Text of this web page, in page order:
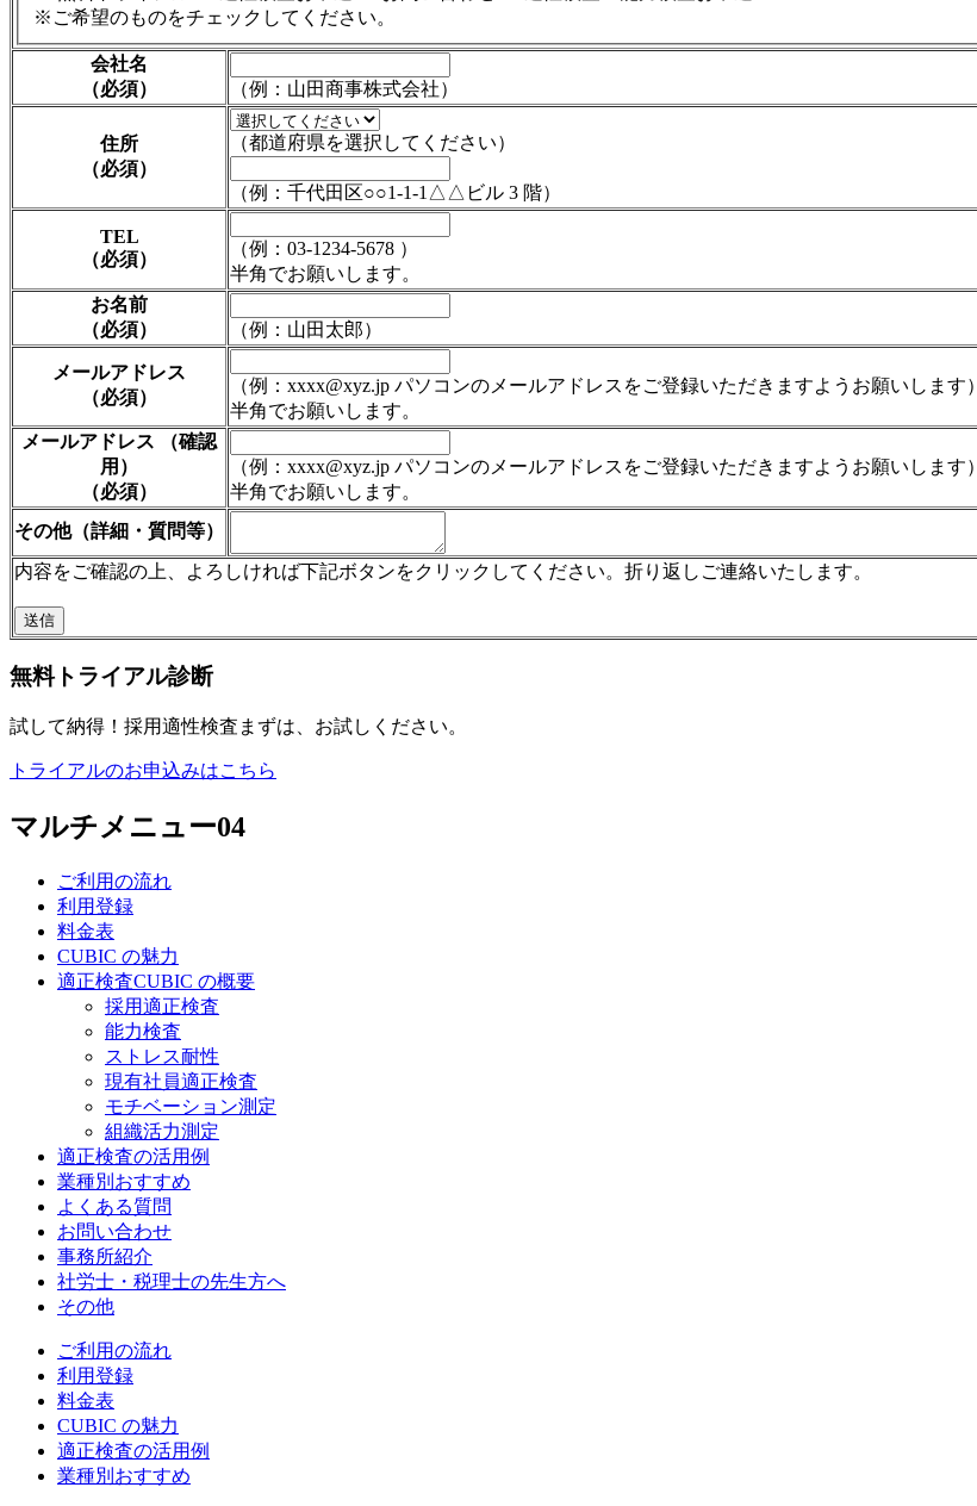
※ご希望のものをチェックしてください。
会社名
（必須）
（例：山田商事株式会社）
住所
（必須）
（都道府県を選択してください）
（例：千代田区○○1-1-1△△ビル 3 階）
TEL
（必須）
（例：03-1234-5678 ）
半角でお願いします。
お名前
（必須）
（例：山田太郎）
メールアドレス
（必須）
（例：xxxx@xyz.jp パソコンのメールアドレスをご登録いただきますようお願いします）
半角でお願いします。
メールアドレス （確認
用）
（必須）
（例：xxxx@xyz.jp パソコンのメールアドレスをご登録いただきますようお願いします）
半角でお願いします。
その他（詳細・質問等）
内容をご確認の上、よろしければ下記ボタンをクリックしてください。折り返しご連絡いたします。
無料トライアル診断
試して納得！採用適性検査まずは、お試しください。
トライアルのお申込みはこちら
マルチメニュー04
ご利用の流れ
利用登録
料金表
CUBIC の魅力
適正検査CUBIC の概要
採用適正検査
能力検査
ストレス耐性
現有社員適正検査
モチベーション測定
組織活力測定
適正検査の活用例
業種別おすすめ
よくある質問
お問い合わせ
事務所紹介
社労士・税理士の先生方へ
その他
ご利用の流れ
利用登録
料金表
CUBIC の魅力
適正検査の活用例
業種別おすすめ